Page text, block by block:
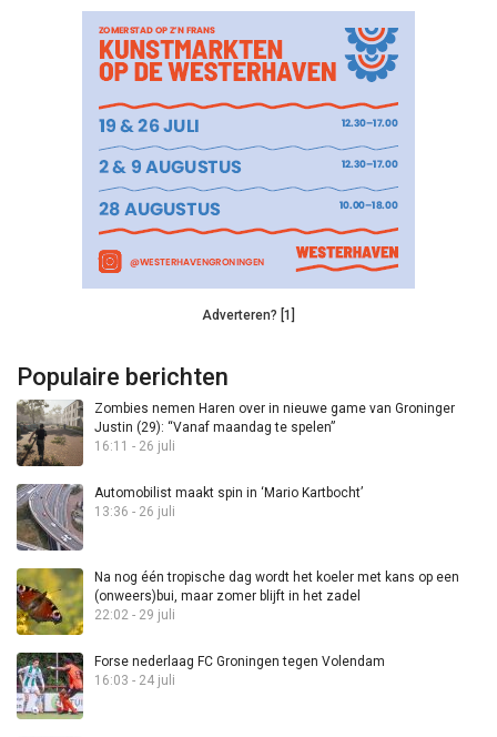
Adverteren? [1]
Populaire berichten
Zombies nemen Haren over in nieuwe game van Groninger
Justin (29): “Vanaf maandag te spelen”
16:11 - 26 juli
Automobilist maakt spin in ‘Mario Kartbocht’
13:36 - 26 juli
Na nog één tropische dag wordt het koeler met kans op een
(onweers)bui, maar zomer blijft in het zadel
22:02 - 29 juli
Forse nederlaag FC Groningen tegen Volendam
16:03 - 24 juli